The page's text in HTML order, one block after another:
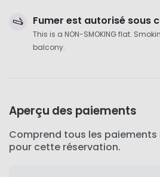
Fumer est autorisé sous
This is a NON-SMOKING flat.
balcony.
Aperçu des paiements
Comprend tous les
pour cette réservation.